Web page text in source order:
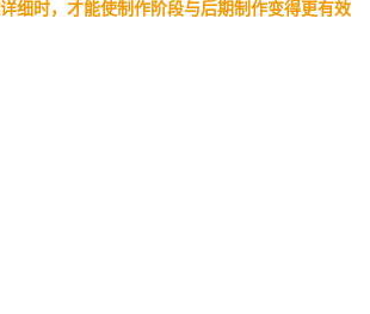
细时，才能使制作阶段与后期制作变得更有效